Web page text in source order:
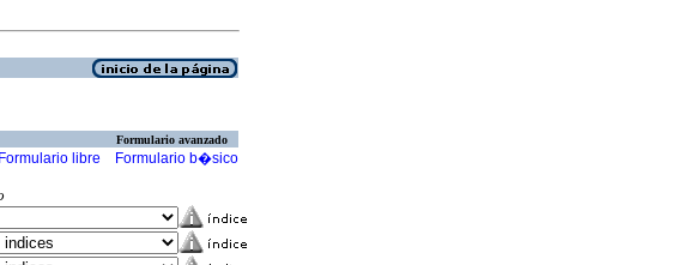
Formulario avanzado
Formulario libre Formulario b�sico